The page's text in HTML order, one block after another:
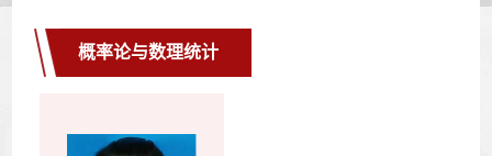
概率论与数理统计